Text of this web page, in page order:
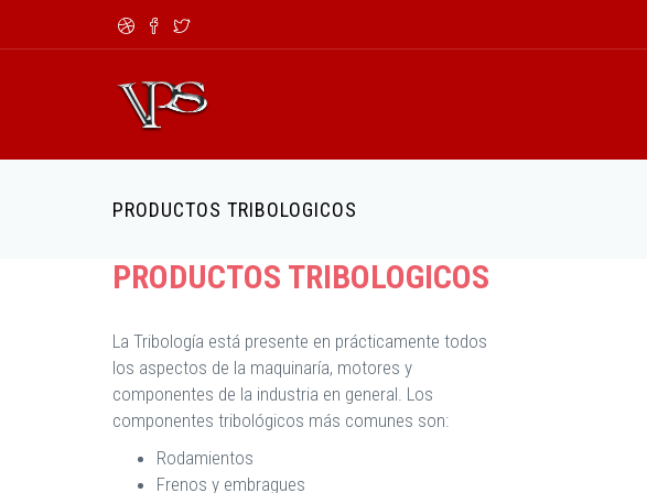
Pasar al contenido principal
PRODUCTOS TRIBOLOGICOS
PRODUCTOS TRIBOLOGICOS
La Tribología está presente en prácticamente todos
los aspectos de la maquinaría, motores y
componentes de la industria en general. Los
componentes tribológicos más comunes son:
Rodamientos
Frenos y embragues